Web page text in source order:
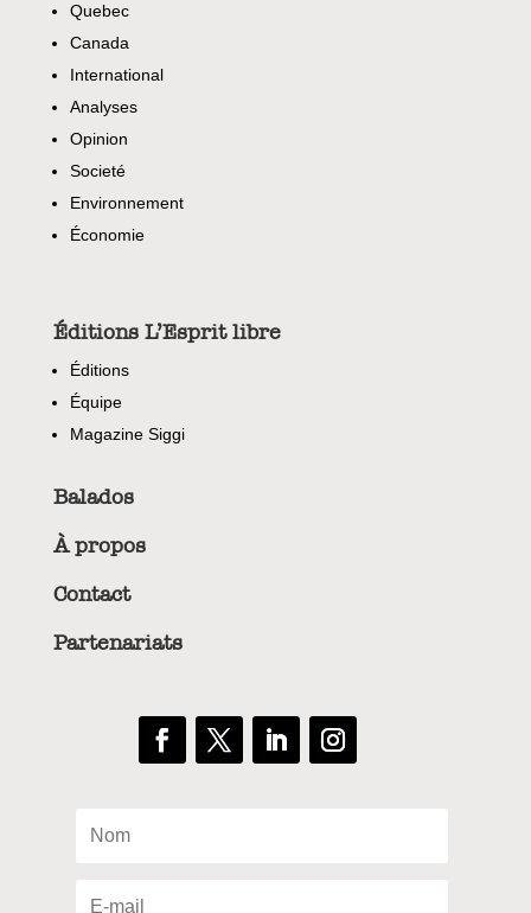
Quebec
Canada
International
Analyses
Opinion
Societé
Environnement
Économie
Éditions L’Esprit libre
Éditions
Équipe
Magazine Siggi
Balados
À propos
Contact
Partenariats